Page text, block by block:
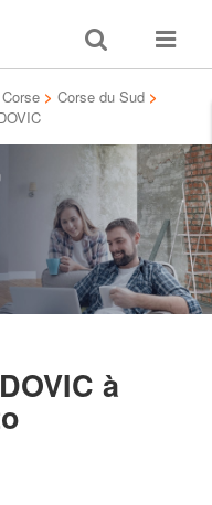
Toggle
search
Toggle
Corse > Corse du Sud >
à